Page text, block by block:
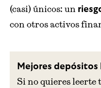
(casi) únicos: un
con otros activos
Mejores depósitos
Si no quieres leerte